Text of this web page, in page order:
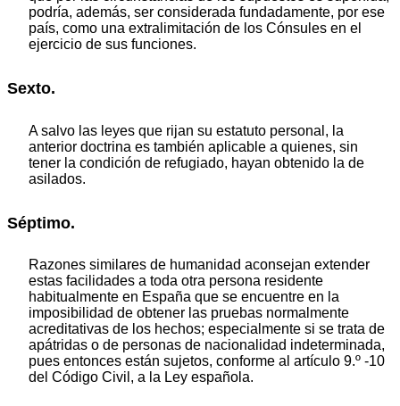
podría, además, ser considerada fundadamente, por ese
país, como una extralimitación de los Cónsules en el
ejercicio de sus funciones.
Sexto.
A salvo las leyes que rijan su estatuto personal, la
anterior doctrina es también aplicable a quienes, sin
tener la condición de refugiado, hayan obtenido la de
asilados.
Séptimo.
Razones similares de humanidad aconsejan extender
estas facilidades a toda otra persona residente
habitualmente en España que se encuentre en la
imposibilidad de obtener las pruebas normalmente
acreditativas de los hechos; especialmente si se trata de
apátridas o de personas de nacionalidad indeterminada,
pues entonces están sujetos, conforme al artículo 9.º -10
del Código Civil, a la Ley española.